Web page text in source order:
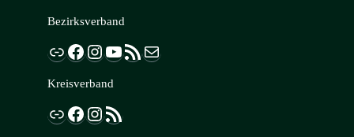
Bezirksverband
Link Facebook InstagramYouTube RSS-Feed E-Mail
Kreisverband
Link Facebook InstagramRSS-Feed